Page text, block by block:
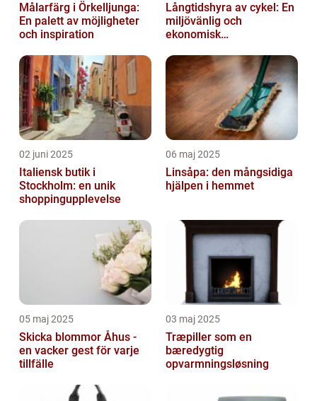
Målarfärg i Örkelljunga:
En palett av möjligheter
och inspiration
Långtidshyra av cykel: En
miljövänlig och
ekonomisk
02 juni 2025
Italiensk butik i
Stockholm: en unik
shoppingupplevelse
06 maj 2025
Linsåpa: den mångsidiga
hjälpen i hemmet
05 maj 2025
Skicka blommor Åhus -
en vacker gest för varje
tillfälle
03 maj 2025
Træpiller som en
bæredygtig
opvarmningsløsning